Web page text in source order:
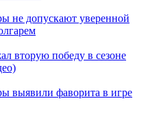
не допускают уверенной
вторую победу в сезоне
выявили фаворита в игре